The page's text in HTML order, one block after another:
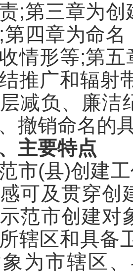
;第三章为
四章为命
情形等;第
推广和辐射
减负、廉洁
撤销命名的
要特点
(县)创建工
可及贯穿创
范市创建对
辖区和具备
为市辖区